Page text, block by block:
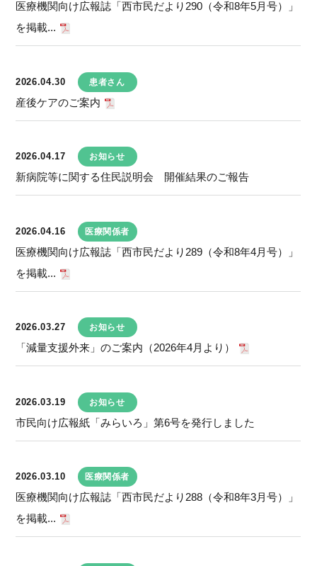
医療機関向け広報誌「西市民だより290（令和8年5月号）」
を掲載...
2026.04.30 患者さん
産後ケアのご案内
2026.04.17 お知らせ
新病院等に関する住民説明会 開催結果のご報告
2026.04.16 医療関係者
医療機関向け広報誌「西市民だより289（令和8年4月号）」
を掲載...
2026.03.27 お知らせ
「減量支援外来」のご案内（2026年4月より）
2026.03.19 お知らせ
市民向け広報紙「みらいろ」第6号を発行しました
2026.03.10 医療関係者
医療機関向け広報誌「西市民だより288（令和8年3月号）」
を掲載...